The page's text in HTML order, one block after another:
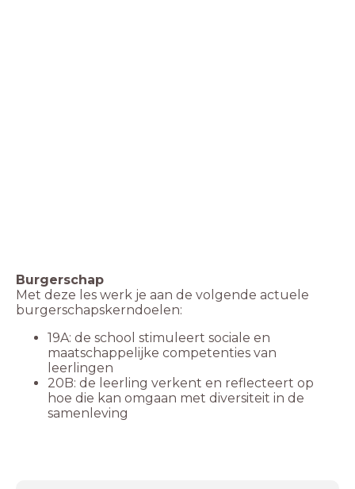
Burgerschap
Met deze les werk je aan de volgende actuele
burgerschapskerndoelen:
19A: de school stimuleert sociale en
maatschappelijke competenties van
leerlingen
20B: de leerling verkent en reflecteert op
hoe die kan omgaan met diversiteit in de
samenleving